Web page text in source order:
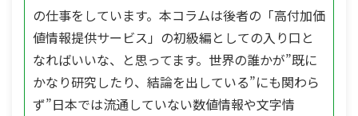
の仕事をしています。本コラムは後者の「高付加価
値情報提供サービス」の初級編としての入り口と
なればいいな、と思ってます。世界の誰かが”既に
かなり研究したり、結論を出している”にも関わら
ず”日本では流通していない数値情報や文字情